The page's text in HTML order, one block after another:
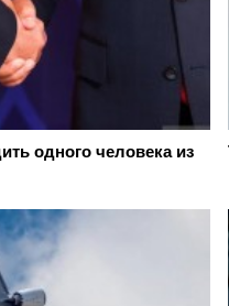
одного человека из